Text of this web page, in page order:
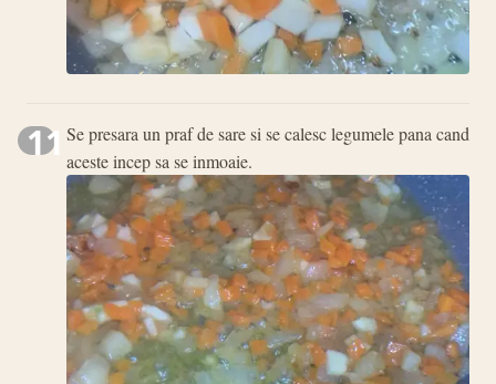
11 Se presara un praf de sare si se calesc legumele pana cand
aceste incep sa se inmoaie.